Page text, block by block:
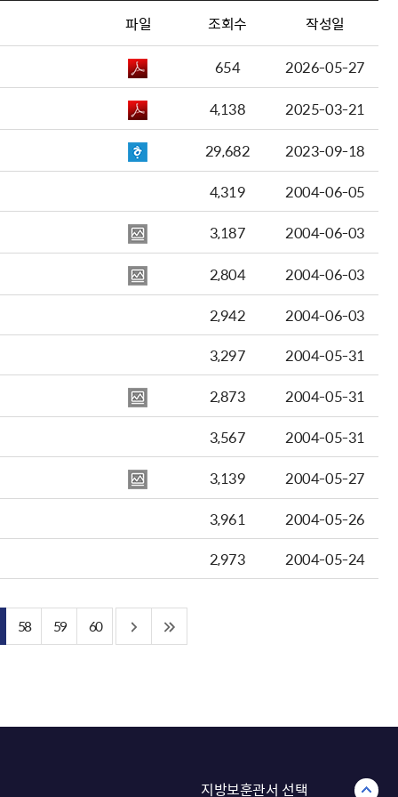
파일 조회수 작성일
654
2026-05-27
4,138
2025-03-21
29,682
2023-09-18
4,319
2004-06-05
3,187
2004-06-03
2,804
2004-06-03
2,942
2004-06-03
3,297
2004-05-31
2,873
2004-05-31
3,567
2004-05-31
3,139
2004-05-27
3,961
2004-05-26
2,973
2004-05-24
58 59 60
지방보훈관서 선택